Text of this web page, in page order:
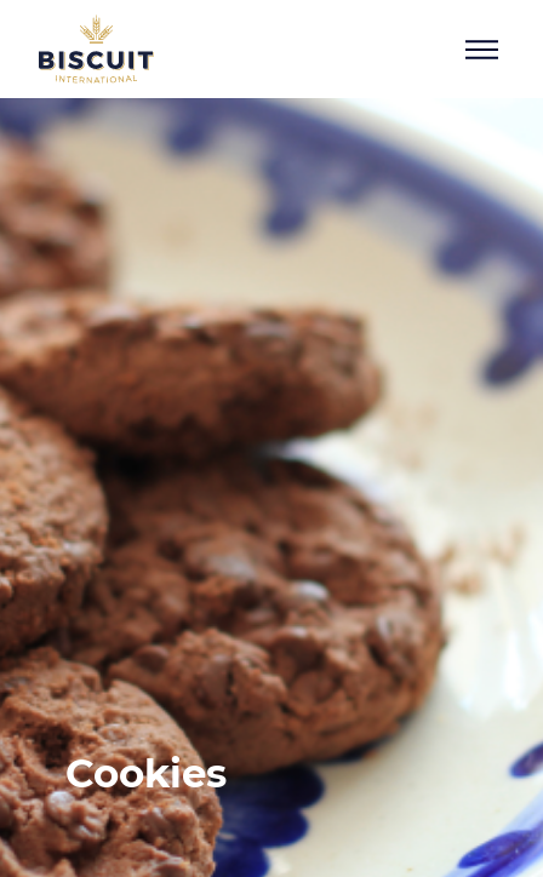
Aller au contenu
Cookies